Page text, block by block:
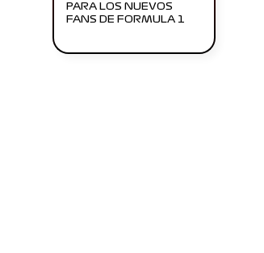
PARA LOS NUEVOS
FANS DE FORMULA 1